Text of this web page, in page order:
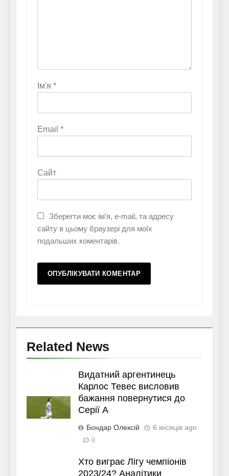
Ім'я *
Email *
Сайт
Зберегти моє ім'я, e-mail, та адресу
сайту в цьому браузері для моїх
подальших коментарів.
Related News
Видатний аргентинець
Карлос Тевес висловив
бажання повернутися до
Серії А
Бондар Олексій 6 місяців ago
0
Хто виграє Лігу чемпіонів
2023/24? Аналітики